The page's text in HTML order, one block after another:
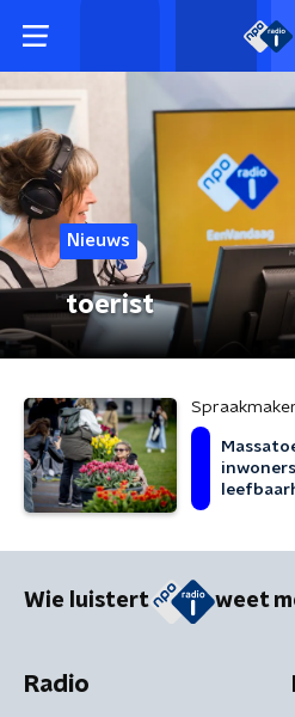
Nieuws
toerist
Wie luistert weet
Radio